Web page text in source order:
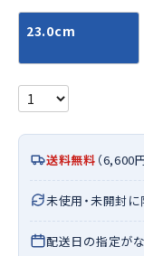
23.0cm
送料無料 （6,600
未使用・未開封
配送日の指定が